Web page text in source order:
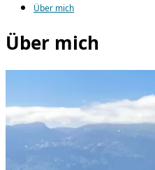
Über mich
Über mich